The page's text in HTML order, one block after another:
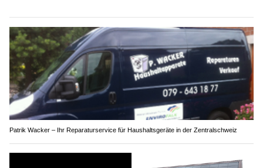
Patrik Wacker – Ihr Reparaturservice für Haushaltsgeräte in der Zentralschweiz